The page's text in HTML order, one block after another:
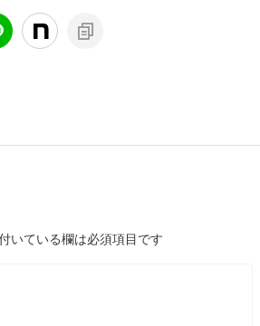
いている欄は必須項目です